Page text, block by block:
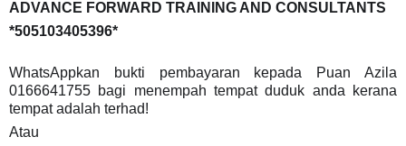
ADVANCE FORWARD TRAINING AND CONSULTANTS
*505103405396*
WhatsAppkan bukti pembayaran kepada Puan Azila
0166641755 bagi menempah tempat duduk anda kerana
tempat adalah terhad!
Atau